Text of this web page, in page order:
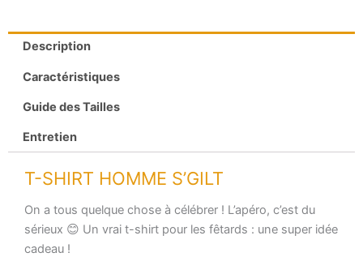
Description
Caractéristiques
Guide des Tailles
Entretien
T-SHIRT HOMME S’GILT
On a tous quelque chose à célébrer ! L’apéro, c’est du
sérieux 😊 Un vrai t-shirt pour les fêtards : une super idée
cadeau !